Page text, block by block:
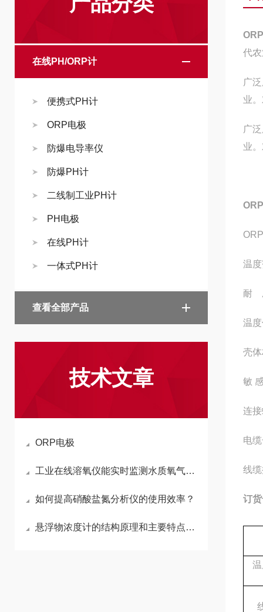
在线PH/ORP计
便携式PH计
ORP电极
防爆电导率仪
防爆PH计
二线制工业PH计
PH电极
在线PH计
一体式PH计
查看全部产品
技术文章
ORP电极
工业在线溶氧仪能实时监测水质氧气含量
如何提高硝酸盐氮分析仪的使用效率？
悬浮物浓度计的结构原理和主要特点概述
代
广
业
广
业
温
耐
温
壳
敏
连
电
线
订